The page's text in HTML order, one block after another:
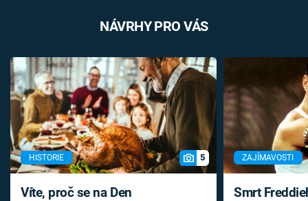
NÁVRHY PRO VÁS
HISTORIE 5
Víte, proč se na Den
ZAJÍMAVOSTI
Smrt